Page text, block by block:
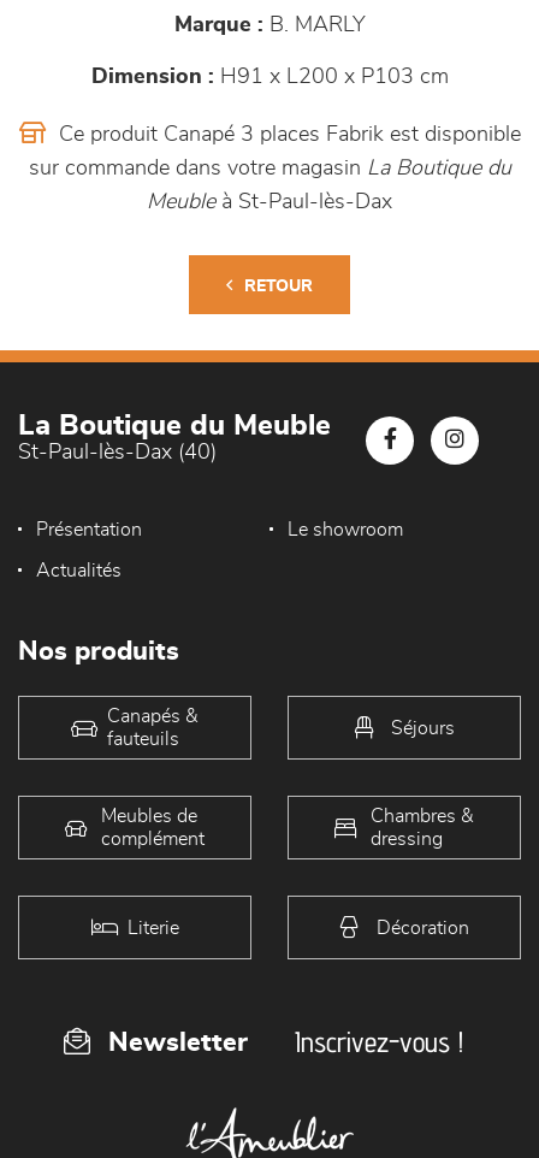
Marque : B. MARLY
Dimension : H91 x L200 x P103 cm
Ce produit Canapé 3 places Fabrik est disponible
sur commande dans votre magasin La Boutique du
Meubleà St-Paul-lès-Dax
RETOUR
La Boutique du Meuble
St-Paul-lès-Dax (40)
Présentation Le showroom
Actualités
Nos produits
Canapés &
fauteuils
Séjours
Meubles de
complément
Chambres &
dressing
Literie Décoration
Newsletter Inscrivez-vous !